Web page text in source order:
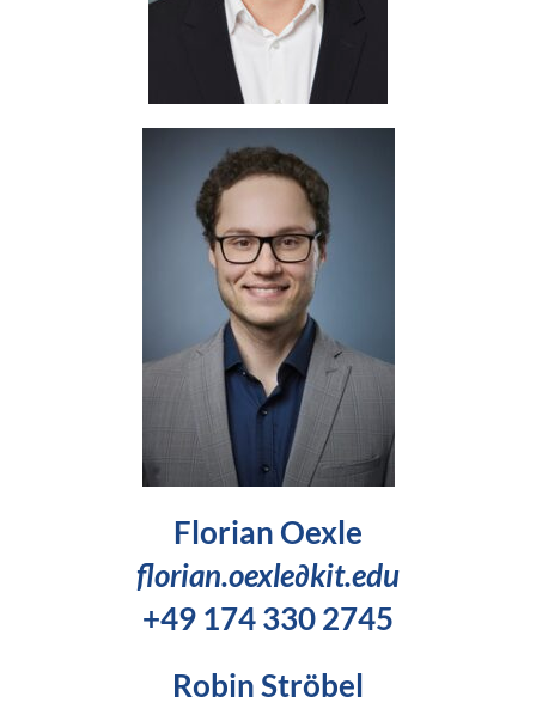
Florian Oexle
florian.oexle∂kit.edu
+49 174 330 2745
Robin Ströbel